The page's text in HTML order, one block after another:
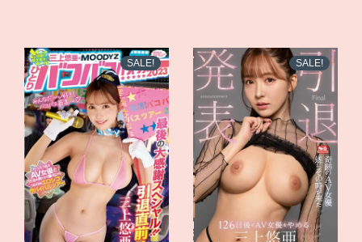
RM349.RM319.
SALE! SALE!